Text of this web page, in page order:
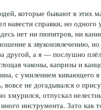
которые бывают в этих
навести справки, но
нет ни пюпитров, ни
к звукоизвлечению,
другой, а я — послушно
чаконы, капризы и
с умилением кивающего
не догадывался о
хмурился, отпускал
инструмента. Зато как